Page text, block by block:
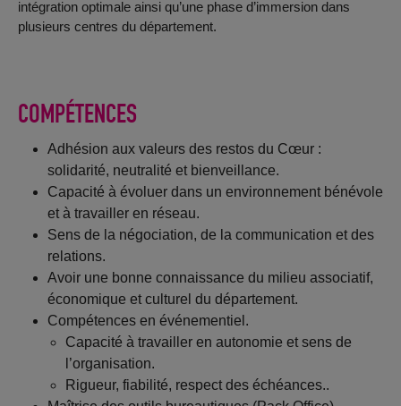
intégration optimale ainsi qu’une phase d’immersion dans
plusieurs centres du département.
COMPÉTENCES
Adhésion aux valeurs des restos du Cœur :
solidarité, neutralité et bienveillance.
Capacité à évoluer dans un environnement bénévole
et à travailler en réseau.
Sens de la négociation, de la communication et des
relations.
Avoir une bonne connaissance du milieu associatif,
économique et culturel du département.
Compétences en événementiel.
Capacité à travailler en autonomie et sens de
l’organisation.
Rigueur, fiabilité, respect des échéances..